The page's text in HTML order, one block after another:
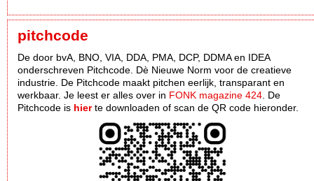
pitchcode
De door bvA, BNO, VIA, DDA, PMA, DCP, DDMA en IDEA
onderschreven Pitchcode. Dè Nieuwe Norm voor de creatieve
industrie. De Pitchcode maakt pitchen eerlijk, transparant en
werkbaar. Je leest er alles over in FONK magazine 424. De
Pitchcode is hierte downloaden of scan de QR code hieronder.